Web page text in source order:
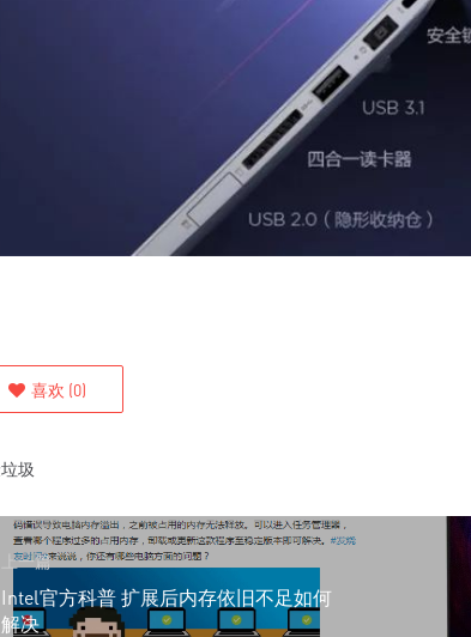
喜欢 (0)
上一篇
Intel官方科普 扩展后内存依旧不足如何
解决